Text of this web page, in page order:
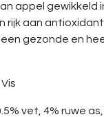
appel gewikkeld
rijk aan
gezonde en
vet, 4% ruwe